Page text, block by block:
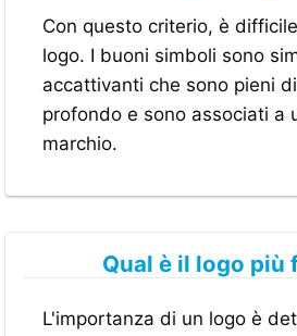
Con questo criterio, è
logo. I buoni simboli sono
accattivanti che sono pieni
profondo e sono associati a
marchio.
Qual è il logo più
L'importanza di un logo è